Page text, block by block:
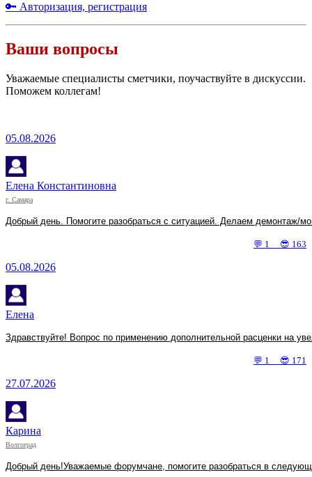
🔑 Авторизация, регистрация
Ваши вопросы
Уважаемые специалисты сметчики, поучаствуйте в дискуссии.
Поможем коллегам!
05.08.2026
Елена Константиновна
г. Самара
Добрый день. Помогите разобраться с ситуацией. Делаем демонтаж/
💬 1 😎 163
05.08.2026
Елена
Здравствуйте! Вопрос по применению дополнительной расценки на
💬 1 😎 171
27.07.2026
Карина
Волгоград
Добрый день!Уважаемые форумчане, помогите разобраться в